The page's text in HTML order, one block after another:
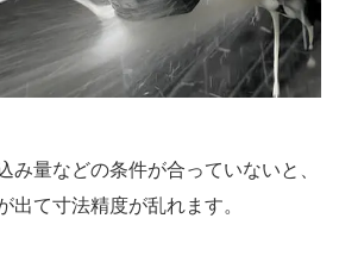
み量などの条件が合っていないと、
出て寸法精度が乱れます。